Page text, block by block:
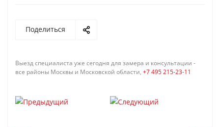
Поделиться
Выезд специалиста уже сегодня для замера и консультации -
все районы Москвы и Московской области, +7 495 215-23-11